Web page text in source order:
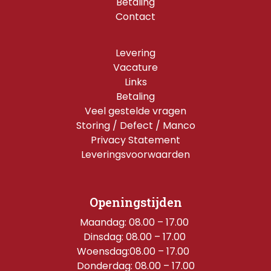
Contact
Levering
Vacature
Links
Betaling
Veel gestelde vragen
Storing / Defect / Manco
Privacy Statement
Leveringsvoorwaarden
Openingstijden
Maandag: 08.00 – 17.00
Dinsdag: 08.00 – 17.00
Woensdag:08.00 – 17.00
Donderdag: 08.00 – 17.00